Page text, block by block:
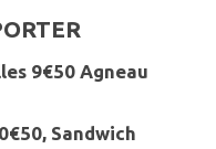
9€50 Agneau
Sandwich